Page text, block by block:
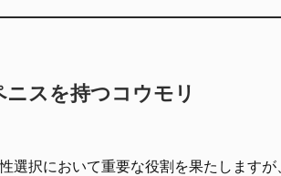
スを持つコウモリ
選択において重要な役割を果たします